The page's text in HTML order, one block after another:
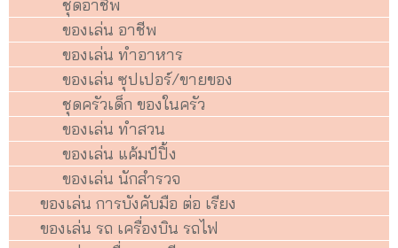
ชุดอาชีพ
ของเล่น อาชีพ
ของเล่น ทำอาหาร
ของเล่น ซุปเปอร์/ขายของ
ชุดครัวเด็ก ของในครัว
ของเล่น ทำสวน
ของเล่น แค้มป์ปิ้ง
ของเล่น นักสำรวจ
ของเล่น การบังคับมือ ต่อ เรียง
ของเล่น รถ เครื่องบิน รถไฟ